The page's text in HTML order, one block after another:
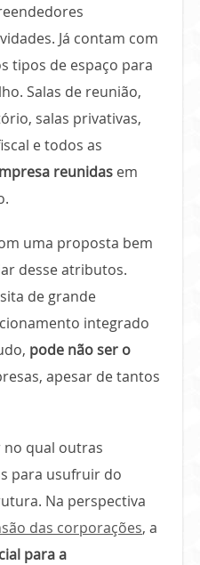
Já contam com
tipos de espaço para
Salas de reunião,
salas privativas,
e todos as
reunidas em
uma proposta bem
desse atributos.
de grande
integrado
pode não ser o
apesar de tantos
no qual outras
para usufruir do
Na perspectiva
das corporações, a
para a